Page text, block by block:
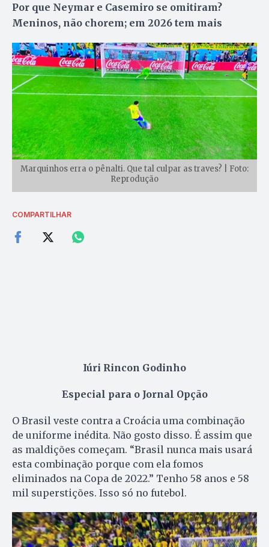
Por que Neymar e Casemiro se omitiram?
Meninos, não chorem; em 2026 tem mais
Marquinhos erra o pênalti. Que tal culpar as traves? | Foto:
Reprodução
COMPARTILHAR
Iúri Rincon Godinho
Especial para o Jornal Opção
O Brasil veste contra a Croácia uma combinação
de uniforme inédita. Não gosto disso. É assim que
as maldições começam. “Brasil nunca mais usará
esta combinação porque com ela fomos
eliminados na Copa de 2022.” Tenho 58 anos e 58
mil superstições. Isso só no futebol.